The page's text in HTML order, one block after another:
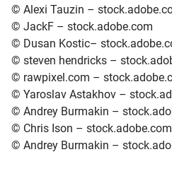
© Alexi Tauzin –
© JackF – stock.adobe.com
© Dusan Kostic–
© steven hendricks –
© rawpixel.com –
© Yaroslav Astakhov –
© Andrey Burmakin –
© Chris Ison – stock.adobe.com
© Andrey Burmakin –